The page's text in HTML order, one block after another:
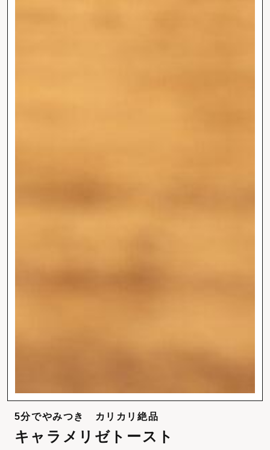
5分でやみつき カリカリ絶品
キャラメリゼトースト